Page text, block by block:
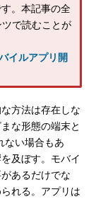
す。本記事の全
で読むことが
イルアプリ開
方法は存在しな
な形態の端末と
ない場合もあ
及ぼす。モバイ
あるだけでな
れる。アプリは